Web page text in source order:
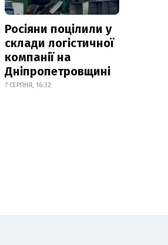
Росіяни поцілили у
склади логістичної
компанії на
Дніпропетровщині
7 СЕРПНЯ, 16:32